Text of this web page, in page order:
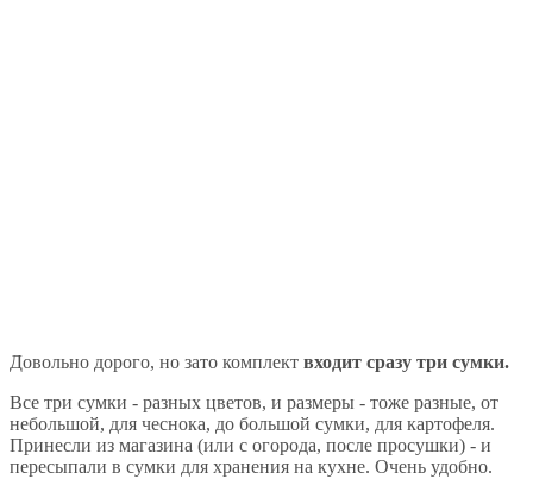
Довольно дорого, но зато комплект входит сразу три сумки.
Все три сумки - разных цветов, и размеры - тоже разные, от
небольшой, для чеснока, до большой сумки, для картофеля.
Принесли из магазина (или с огорода, после просушки) - и
пересыпали в сумки для хранения на кухне. Очень удобно.